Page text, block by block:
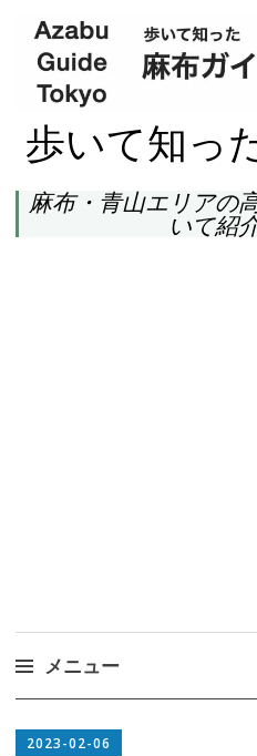
歩いて知っ
麻布・青山エリアの
いて紹
メニュー
ン2023-02-06